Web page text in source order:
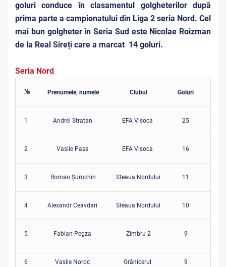
goluri conduce în clasamentul golgheterilor după
prima parte a campionatului din Liga 2 seria Nord. Cel
mai bun golgheter în Seria Sud este Nicolae Roizman
de la Real Sireți care a marcat 14 goluri.
Seria Nord
№ Prenumele, numele Clubul Goluri
1 Andrei Stratan EFA Visoca 25
2 Vasile Pașa EFA Visoca 16
3 Roman Șumchin Steaua Nordului 11
4 Alexandr Ceavdari Steaua Nordului 10
5 Fabian Pegza Zimbru 2 9
6 Vasile Noroc Grănicerul 9